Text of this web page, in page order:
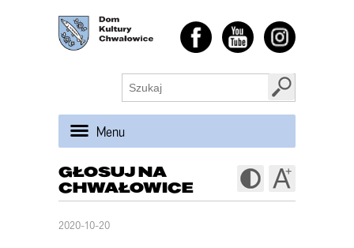
Menu
GŁOSUJ NA
CHWAŁOWICE
2020-10-20